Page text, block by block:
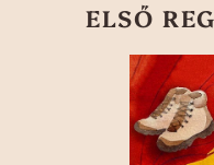
ELSŐ